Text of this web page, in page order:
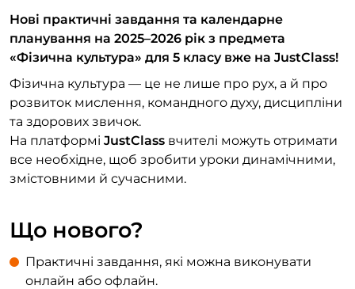
Нові практичні завдання та календарне
планування на 2025–2026 рік з предмета
«Фізична культура» для 5 класу вже на JustClass!
Фізична культура — це не лише про рух, а й про
розвиток мислення, командного духу, дисципліни
та здорових звичок.
На платформі JustClass вчителі можуть отримати
все необхідне, щоб зробити уроки динамічними,
змістовними й сучасними.
Що нового?
Практичні завдання, які можна виконувати
онлайн або офлайн.